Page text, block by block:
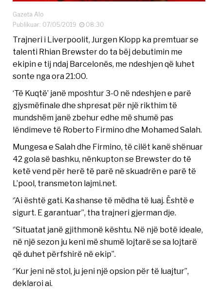
Gazeta Alo
Publikuar: 07/05/2019
08:30
Trajneri i Liverpoolit, Jurgen Klopp ka premtuar se
talenti Rhian Brewster do ta bëj debutimin me
ekipin e tij ndaj Barcelonës, me ndeshjen që luhet
sonte nga ora 21:00.
‘Të Kuqtë’ janë mposhtur 3-0 në ndeshjen e parë
gjysmëfinale dhe shpresat për një rikthim të
mundshëm janë zbehur edhe më shumë pas
lëndimeve të Roberto Firmino dhe Mohamed Salah.
Mungesa e Salah dhe Firmino, të cilët kanë shënuar
42 gola së bashku, nënkupton se Brewster do të
ketë vend për herë të parë në skuadrën e parë të
L’pool, transmeton lajmi.net.
‘’Ai është gati. Ka shanse të mëdha të luaj. Është e
sigurt. E garantuar’’, tha trajneri gjerman dje.
‘’Situatat janë gjithmonë kështu. Në një botë ideale,
në një sezon ju keni më shumë lojtarë se sa lojtarë
që duhet përfshirë në ekip’’.
‘’Kur jeni në stol, ju jeni një opsion për të luajtur’’,
deklaroi ai.